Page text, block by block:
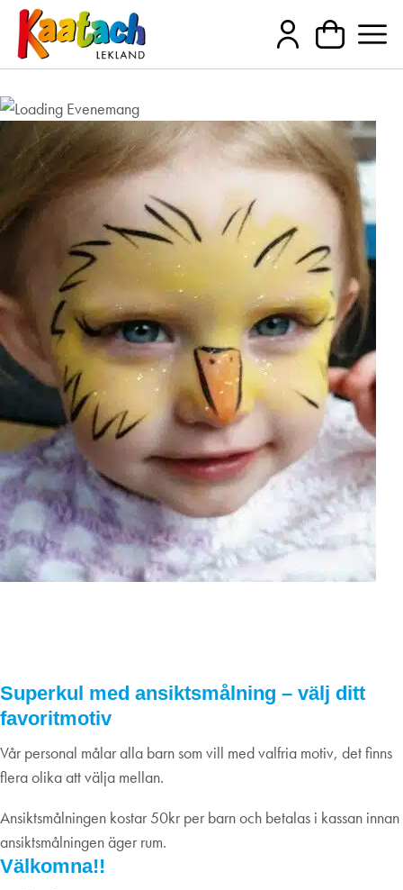
Superkul med ansiktsmålning – välj ditt
favoritmotiv
Vår personal målar alla barn som vill med valfria motiv, det finns
flera olika att välja mellan.
Ansiktsmålningen kostar 50kr per barn och betalas i kassan innan
ansiktsmålningen äger rum.
Välkomna!!